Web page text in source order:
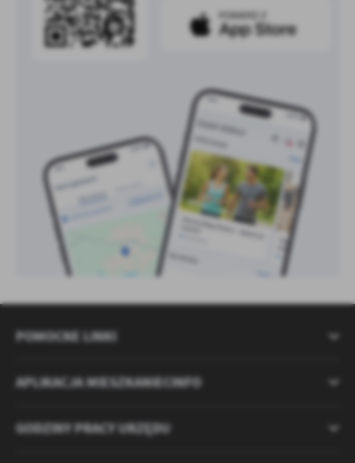
POMOCNE LINKI
APLIKACJA MIESZKANIECINFO
GODZINY PRACY URZĘDU